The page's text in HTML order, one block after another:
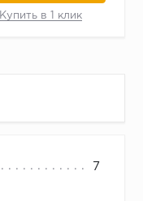
Купить в 1 клик
7